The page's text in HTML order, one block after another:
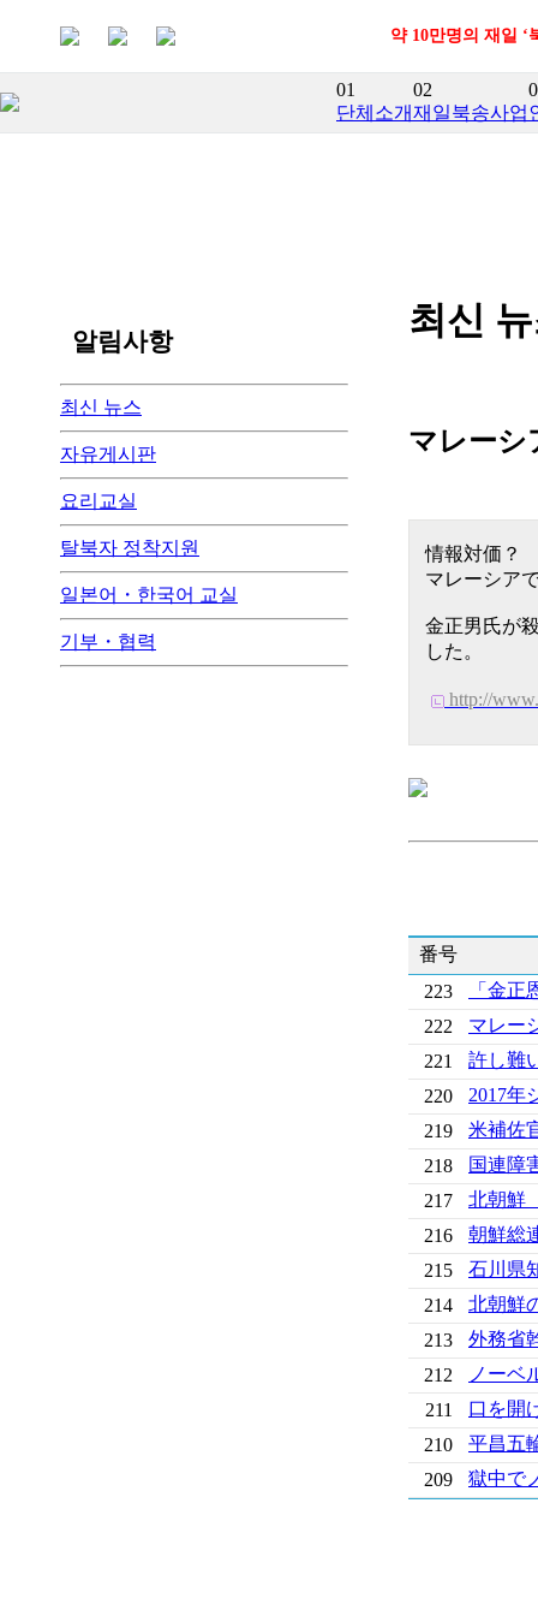
약 10만명의 재일 ‘
01
단체소개
02
재일북송사업
알림사항
최신 뉴스
자유게시판
요리교실
탈북자 정착지원
일본어・한국어 교실
기부・협력
최신
マレーシ
情報対価
マレーシア
金正男氏が
した。
http://
番号
223
「金
222
マレー
221
許し難
220
2017年
219
米補佐
218
国連障
217
北朝鮮
216
朝鮮総
215
石川県
214
北朝鮮
213
外務省
212
ノーベ
211
口を開
210
平昌五
209
獄中で